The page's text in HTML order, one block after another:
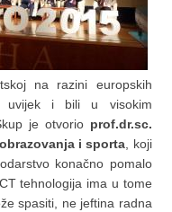
na razini europskih
uvijek i bili u visokim
je otvorio prof.dr.sc.
i sporta, koji
konačno pomalo
tehnologija ima u tome
spasiti, ne jeftina radna